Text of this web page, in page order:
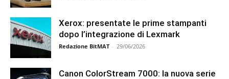
Xerox: presentate le prime stampanti
dopo l’integrazione di Lexmark
Redazione BitMAT - 29/06/2026
Canon ColorStream 7000: la nuova serie